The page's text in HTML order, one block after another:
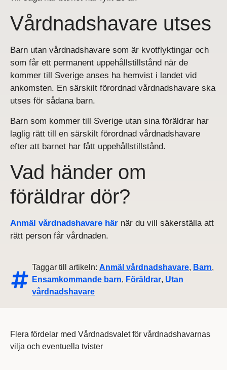
Vårdnadshavare utses
Barn utan vårdnadshavare som är kvotflyktingar och
som får ett permanent uppehållstillstånd när de
kommer till Sverige anses ha hemvist i landet vid
ankomsten. En särskilt förordnad vårdnadshavare ska
utses för sådana barn.
Barn som kommer till Sverige utan sina föräldrar har
laglig rätt till en särskilt förordnad vårdnadshavare
efter att barnet har fått uppehållstillstånd.
Vad händer om
föräldrar dör?
Anmäl vårdnadshavare här när du vill säkerställa att
rätt person får vårdnaden.
Taggar till artikeln: Anmäl vårdnadshavare, Barn,
Ensamkommande barn, Föräldrar, Utan
vårdnadshavare
Flera fördelar med Vårdnadsvalet för vårdnadshavarnas
vilja och eventuella tvister